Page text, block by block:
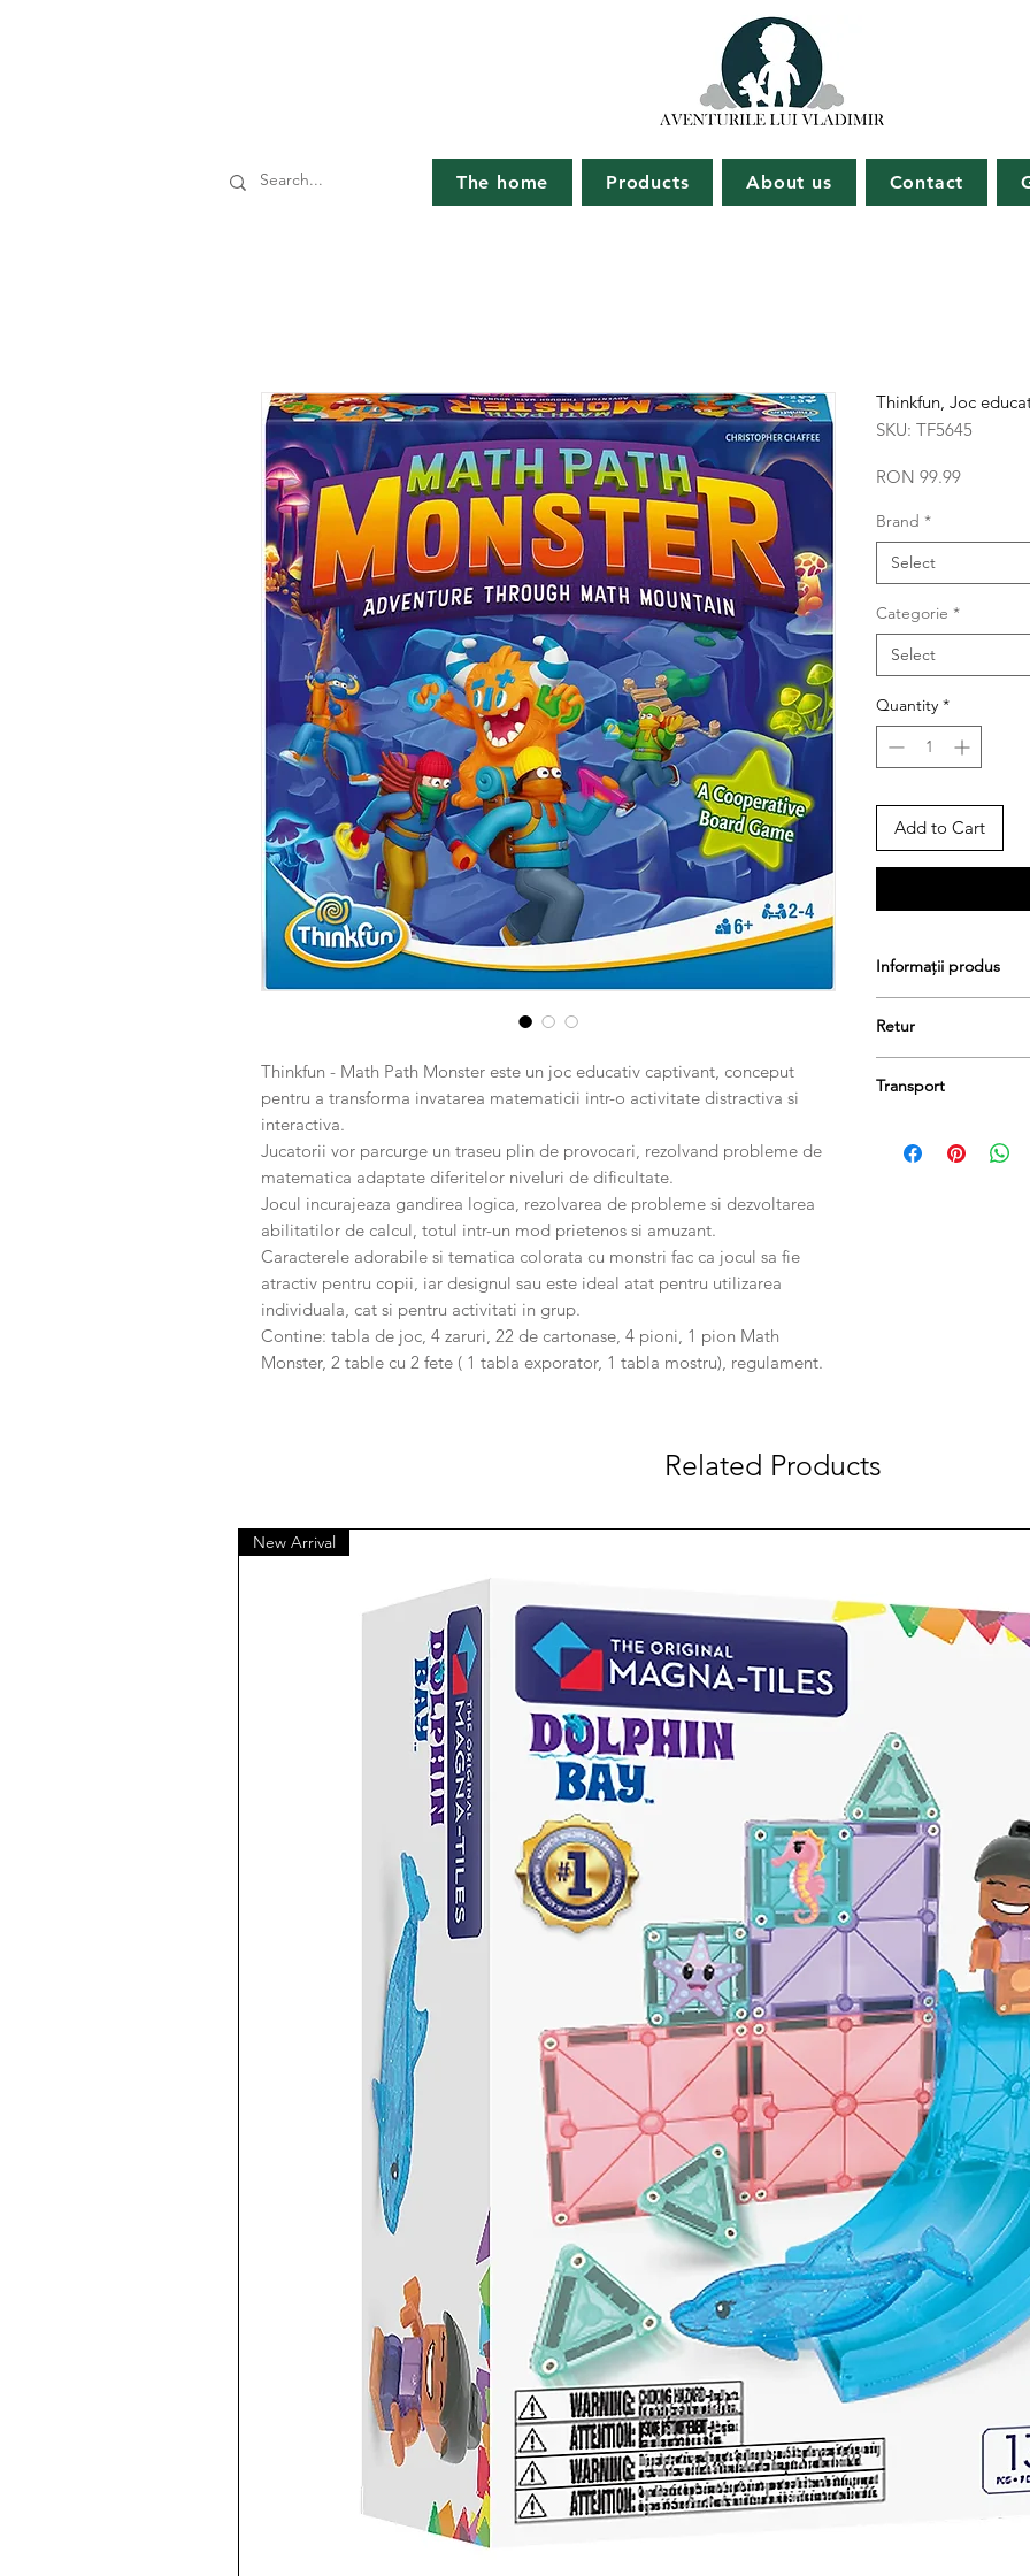
The home Products About us Contact
Thinkfun - Math Path Monster este un joc educativ captivant, conceput
pentru a transforma invatarea matematicii intr-o activitate distractiva si
interactiva.
Jucatorii vor parcurge un traseu plin de provocari, rezolvand probleme de
matematica adaptate diferitelor niveluri de dificultate.
Jocul incurajeaza gandirea logica, rezolvarea de probleme si dezvoltarea
abilitatilor de calcul, totul intr-un mod prietenos si amuzant.
Caracterele adorabile si tematica colorata cu monstri fac ca jocul sa fie
atractiv pentru copii, iar designul sau este ideal atat pentru utilizarea
individuala, cat si pentru activitati in grup.
Contine: tabla de joc, 4 zaruri, 22 de cartonase, 4 pioni, 1 pion Math
Monster, 2 table cu 2 fete ( 1 tabla exporator, 1 tabla mostru), regulament.
Thinkfun, Joc
SKU: TF5645
RON 99.99Price
Brand *
Select
Categorie *
Select
Quantity *
Add to Cart
Informații produs
Contine: tabla de
1 pion Math
exporator, 1 tabla
Retur
păstrați etichetele și
Transport
Related Products
New Arrival